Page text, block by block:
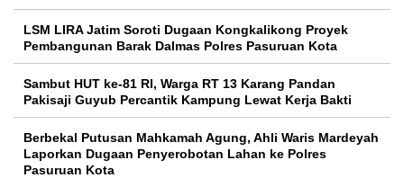
LSM LIRA Jatim Soroti Dugaan Kongkalikong Proyek
Pembangunan Barak Dalmas Polres Pasuruan Kota
Sambut HUT ke-81 RI, Warga RT 13 Karang Pandan
Pakisaji Guyub Percantik Kampung Lewat Kerja Bakti
Berbekal Putusan Mahkamah Agung, Ahli Waris Mardeyah
Laporkan Dugaan Penyerobotan Lahan ke Polres
Pasuruan Kota